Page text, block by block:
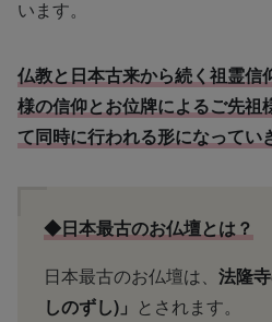
います。
仏教と日本古来から続く祖霊信
様の信仰とお位牌によるご先祖
て同時に行われる形になってい
◆日本最古のお仏壇とは？
日本最古のお仏壇は、 法隆
しのずし)」 とされます。